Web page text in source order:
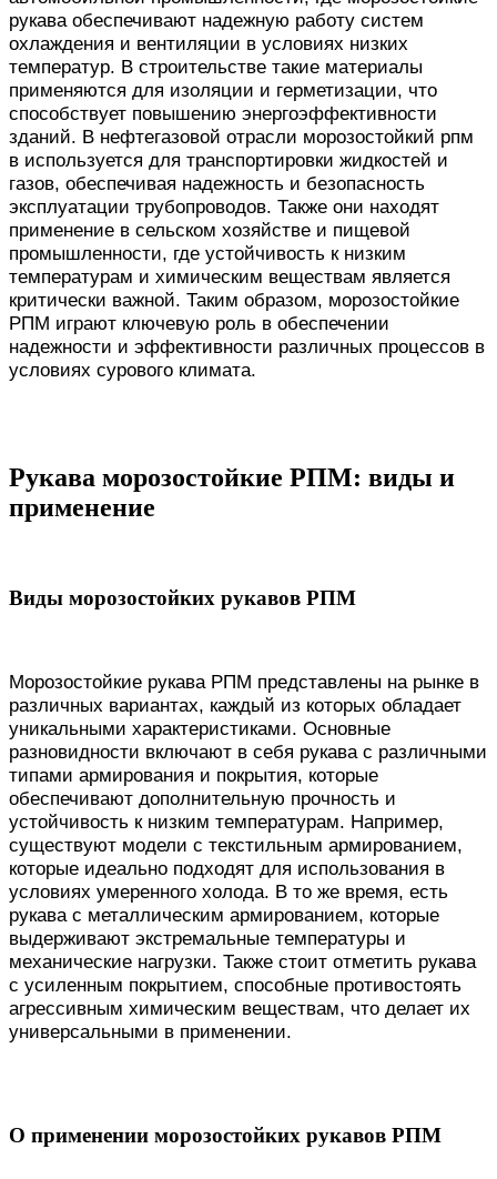
рукава обеспечивают надежную работу систем
охлаждения и вентиляции в условиях низких
температур. В строительстве такие материалы
применяются для изоляции и герметизации, что
способствует повышению энергоэффективности
зданий. В нефтегазовой отрасли морозостойкий рпм
в используется для транспортировки жидкостей и
газов, обеспечивая надежность и безопасность
эксплуатации трубопроводов. Также они находят
применение в сельском хозяйстве и пищевой
промышленности, где устойчивость к низким
температурам и химическим веществам является
критически важной. Таким образом, морозостойкие
РПМ играют ключевую роль в обеспечении
надежности и эффективности различных процессов в
условиях сурового климата.
Рукава морозостойкие РПМ: виды и
применение
Виды морозостойких рукавов РПМ
Морозостойкие рукава РПМ представлены на рынке в
различных вариантах, каждый из которых обладает
уникальными характеристиками. Основные
разновидности включают в себя рукава с различными
типами армирования и покрытия, которые
обеспечивают дополнительную прочность и
устойчивость к низким температурам. Например,
существуют модели с текстильным армированием,
которые идеально подходят для использования в
условиях умеренного холода. В то же время, есть
рукава с металлическим армированием, которые
выдерживают экстремальные температуры и
механические нагрузки. Также стоит отметить рукава
с усиленным покрытием, способные противостоять
агрессивным химическим веществам, что делает их
универсальными в применении.
О применении морозостойких рукавов РПМ